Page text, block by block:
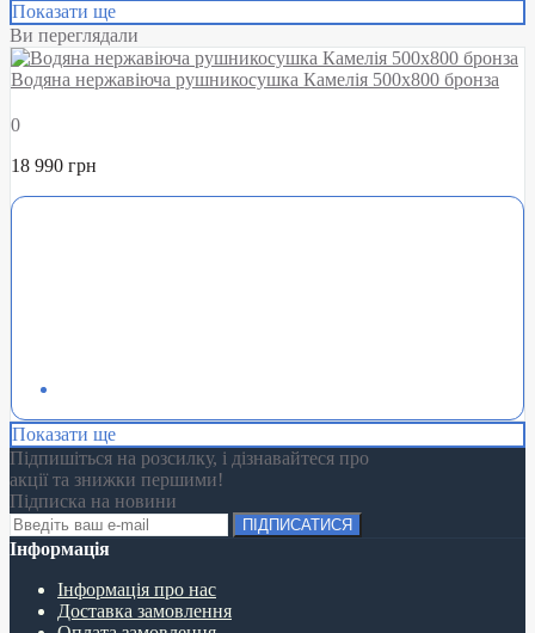
Показати ще
Ви переглядали
Водяна нержавіюча рушникосушка Камелія 500х800 бронза
0
18 990 грн
Показати ще
Підпишіться на розсилку, і дізнавайтеся про
акції та знижки першими!
Підписка на новини
ПІДПИСАТИСЯ
Інформація
Інформація про нас
Доставка замовлення